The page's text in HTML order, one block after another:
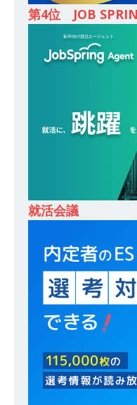
スを
字経
業と
[
登竜
転勤
内昇
[
るオ
模の
全
+各
体育
第4位 JOB
就活会議